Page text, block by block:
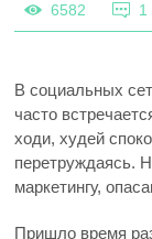
6582 1
В социальных
часто
ходи, худей
перетруждаясь.
маркетингу,
Пришло время